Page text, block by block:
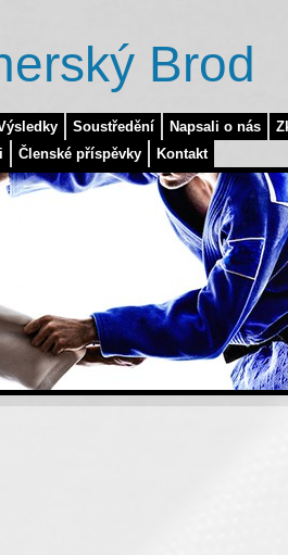
Soustředění Napsali o nás
Členské příspěvky Kontakt
Brod